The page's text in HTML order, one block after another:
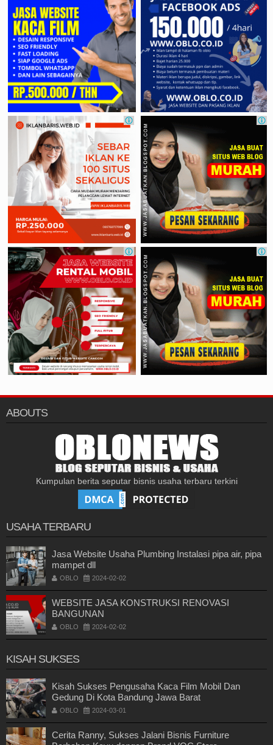
ABOUTS
Kumpulan berita seputar bisnis usaha terbaru terkini
USAHA TERBARU
Jasa Website Usaha Plumbing Instalasi pipa air, pipa
mampet dll
OBLO 2024-02-02
WEBSITE JASA KONSTRUKSI RENOVASI
BANGUNAN
OBLO 2024-02-02
KISAH SUKSES
Kisah Sukses Pengusaha Kaca Film Mobil Dan
Gedung Di Kota Bandung Jawa Barat
OBLO 2024-03-01
Cerita Ranny, Sukses Jalani Bisnis Furniture